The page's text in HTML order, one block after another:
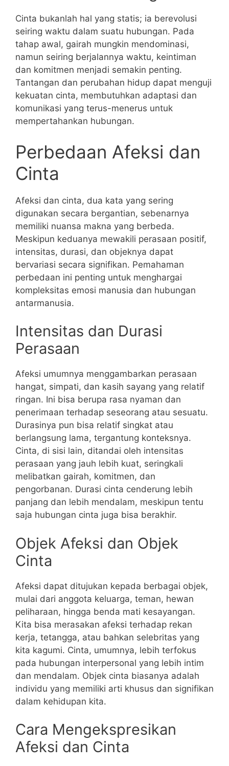
Cinta bukanlah hal yang statis; ia berevolusi
seiring waktu dalam suatu hubungan. Pada
tahap awal, gairah mungkin mendominasi,
namun seiring berjalannya waktu, keintiman
dan komitmen menjadi semakin penting.
Tantangan dan perubahan hidup dapat menguji
kekuatan cinta, membutuhkan adaptasi dan
komunikasi yang terus-menerus untuk
mempertahankan hubungan.
Perbedaan Afeksi dan
Cinta
Afeksi dan cinta, dua kata yang sering
digunakan secara bergantian, sebenarnya
memiliki nuansa makna yang berbeda.
Meskipun keduanya mewakili perasaan positif,
intensitas, durasi, dan objeknya dapat
bervariasi secara signifikan. Pemahaman
perbedaan ini penting untuk menghargai
kompleksitas emosi manusia dan hubungan
antarmanusia.
Intensitas dan Durasi
Perasaan
Afeksi umumnya menggambarkan perasaan
hangat, simpati, dan kasih sayang yang relatif
ringan. Ini bisa berupa rasa nyaman dan
penerimaan terhadap seseorang atau sesuatu.
Durasinya pun bisa relatif singkat atau
berlangsung lama, tergantung konteksnya.
Cinta, di sisi lain, ditandai oleh intensitas
perasaan yang jauh lebih kuat, seringkali
melibatkan gairah, komitmen, dan
pengorbanan. Durasi cinta cenderung lebih
panjang dan lebih mendalam, meskipun tentu
saja hubungan cinta juga bisa berakhir.
Objek Afeksi dan Objek
Cinta
Afeksi dapat ditujukan kepada berbagai objek,
mulai dari anggota keluarga, teman, hewan
peliharaan, hingga benda mati kesayangan.
Kita bisa merasakan afeksi terhadap rekan
kerja, tetangga, atau bahkan selebritas yang
kita kagumi. Cinta, umumnya, lebih terfokus
pada hubungan interpersonal yang lebih intim
dan mendalam. Objek cinta biasanya adalah
individu yang memiliki arti khusus dan signifikan
dalam kehidupan kita.
Cara Mengekspresikan
Afeksi dan Cinta